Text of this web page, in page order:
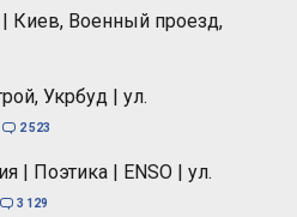
Киев, Военный проезд,
Укрбуд | ул.
 2 523
| Поэтика | ENSO | ул.
 3 129